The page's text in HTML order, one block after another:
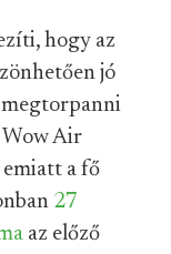
hogy az
jó
megtorpanni
Wow Air
a fő
27
az előző